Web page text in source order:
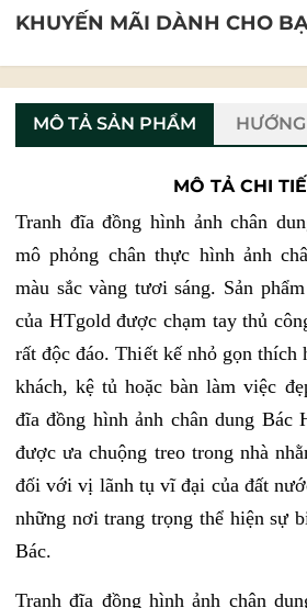
KHUYẾN MÃI DÀNH CHO
MÔ TẢ SẢN PHẨM
MÔ TẢ CHI
Tranh đĩa đồng hình ảnh chân
mô phỏng chân thực hình ảnh
màu sắc vàng tươi sáng. Sản
của HTgold được chạm tay thủ
rất độc đáo. Thiết kế nhỏ gọn thích
khách, kệ tủ hoặc bàn làm việc
đĩa đồng hình ảnh chân dung Bác
được ưa chuộng treo trong nhà
đối với vị lãnh tụ vĩ đại của đất
những nơi trang trọng thể hiện sự
Bác.
Tranh đĩa đồng hình ảnh chân